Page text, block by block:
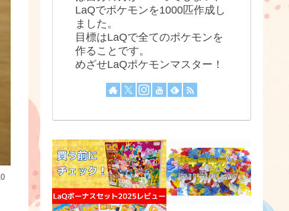
LaQでポケモンを1000匹作成し
ました。
目標はLaQで全てのポケモンを
作ることです。
めざせLaQポケモンマスター！